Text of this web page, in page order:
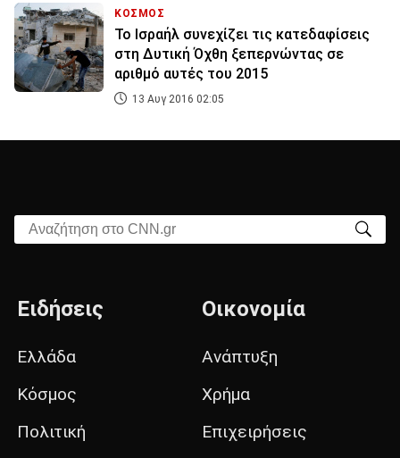
ΚΟΣΜΟΣ
Το Ισραήλ συνεχίζει τις κατεδαφίσεις
στη Δυτική Όχθη ξεπερνώντας σε
αριθμό αυτές του 2015
13 Αυγ 2016 02:05
Αναζήτηση στο CNN.gr
Ειδήσεις
Ελλάδα
Κόσμος
Πολιτική
Οικονομία
Ανάπτυξη
Χρήμα
Επιχειρήσεις